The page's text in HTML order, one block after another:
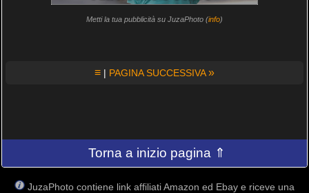
Metti la tua pubblicità su JuzaPhoto (info)
≡ | PAGINA SUCCESSIVA»
Torna a inizio pagina ⇑
JuzaPhoto contiene link affiliati Amazon ed Ebay e riceve una